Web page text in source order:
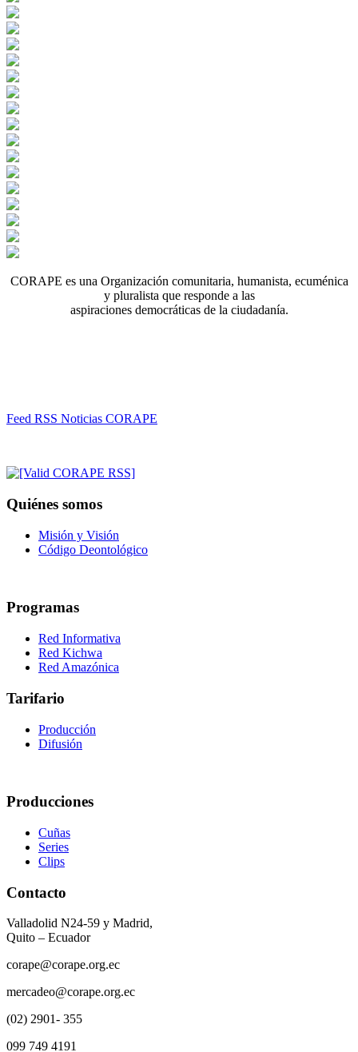
CORAPE es una Organización comunitaria, humanista, ecuménica
y pluralista que responde a las
aspiraciones democráticas de la ciudadanía.
Feed RSS Noticias CORAPE
Quiénes somos
Misión y Visión
Código Deontológico
Programas
Red Informativa
Red Kichwa
Red Amazónica
Tarifario
Producción
Difusión
Producciones
Cuñas
Series
Clips
Contacto
Valladolid N24-59 y Madrid,
Quito – Ecuador
corape@corape.org.ec
mercadeo@corape.org.ec
(02) 2901- 355
099 749 4191